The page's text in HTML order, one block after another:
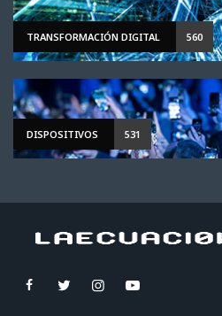
TRANSFORMACIÓN DIGITAL 560
DISPOSITIVOS 531